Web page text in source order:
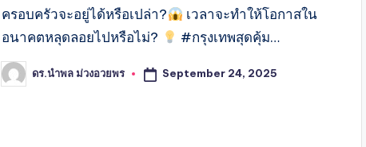
ครอบครัวจะอยู่ได้หรือเปล่า?
เวลาจะทำให้โอกาสใน
อนาคตหลุดลอยไปหรือไม่?
#กรุงเทพสุดคุ้ม…
Posted
by
ดร.นำพล ม่วงอวยพร September 24, 2025